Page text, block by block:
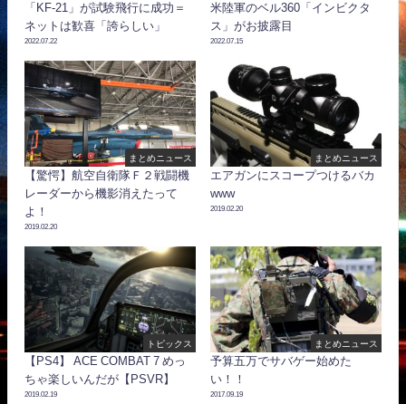
「KF-21」が試験飛行に成功＝
ネットは歓喜「誇らしい」
2022.07.22
米陸軍のベル360「インビクタ
ス」がお披露目
2022.07.15
まとめニュース
【驚愕】航空自衛隊Ｆ２戦闘機
レーダーから機影消えたって
よ！
2019.02.20
まとめニュース
エアガンにスコープつけるバカ
www
2019.02.20
トピックス
【PS4】 ACE COMBAT 7 めっ
ちゃ楽しいんだが【PSVR】
2019.02.19
まとめニュース
予算五万でサバゲー始めた
い！！
2017.09.19